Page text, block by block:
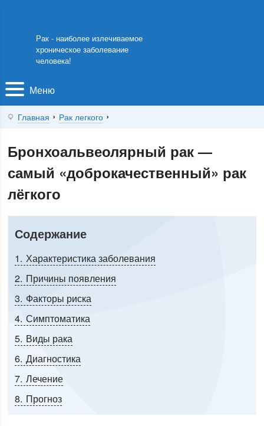
Рак - наиболее излечиваемое
хроническое заболевание
человека!
Меню
Главная Рак легкого
Бронхоальвеолярный рак —
самый «доброкачественный» рак
лёгкого
Содержание
1 Характеристика заболевания
2 Причины появления
3 Факторы риска
4 Симптоматика
5 Виды рака
6 Диагностика
7 Лечение
8 Прогноз